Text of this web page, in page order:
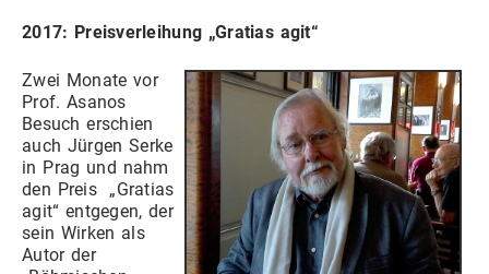
2017: Preisverleihung „Gratias agit“
Zwei Monate vor
Prof. Asanos
Besuch erschien
auch Jürgen Serke
in Prag und nahm
den Preis „Gratias
agit“ entgegen, der
sein Wirken als
Autor der